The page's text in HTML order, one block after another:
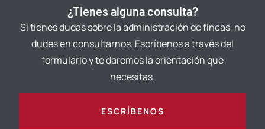
¿Tienes alguna consulta?
Si tienes dudas sobre la administración de fincas, no
dudes en consultarnos. Escríbenos a través del
formulario y te daremos la orientación que
necesitas.
ESCRÍBENOS